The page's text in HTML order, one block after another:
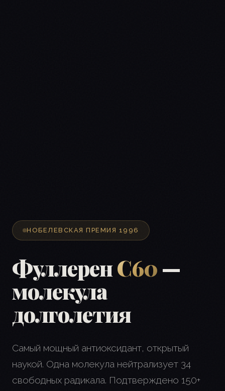
НОБЕЛЕВСКАЯ ПРЕМИЯ 1996
ФуллеренC60—
молекула
долголетия
Самый мощный антиоксидант, открытый
наукой. Одна молекула нейтрализует 34
свободных радикала. Подтверждено 150+